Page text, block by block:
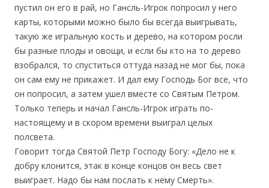
пустил он его в рай, но Гансль-Игрок попросил у него
карты, которыми можно было бы всегда выигрывать,
такую же игральную кость и дерево, на котором росли
бы разные плоды и овощи, и если бы кто на то дерево
взобрался, то спуститься оттуда назад не мог бы, пока
он сам ему не прикажет. И дал ему Господь Бог все, что
он попросил, а затем ушел вместе со Святым Петром.
Только теперь и начал Гансль-Игрок играть по-
настоящему и в скором времени выиграл целых
полсвета.
Говорит тогда Святой Петр Господу Богу: «Дело не к
добру клонится, этак в конце концов он весь свет
выиграет. Надо бы нам послать к нему Смерть».